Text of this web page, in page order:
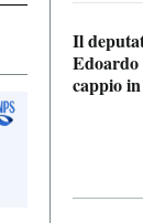
Il
Edoardo
cappio